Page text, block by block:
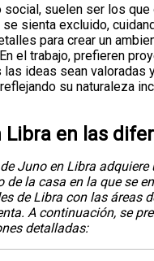
social, suelen ser los que
sienta excluido,
para crear un
el trabajo, prefieren
las ideas sean valoradas
su naturaleza
Libra en las
Juno en Libra
de la casa en la que se
de Libra con las áreas
A continuación, se
detalladas: